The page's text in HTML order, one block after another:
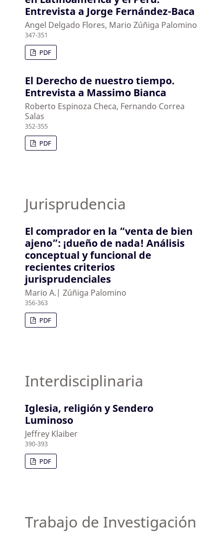
Entrevista a Jorge Fernández-Baca
Angel Delgado Flores, Mario Zúñiga Palomino
347-351
PDF
El Derecho de nuestro tiempo.
Entrevista a Massimo Bianca
Roberto Espinoza Checa, Fernando Correa
Salas
352-355
PDF
Jurisprudencia
El comprador en la “venta de bien
ajeno”: ¡dueño de nada! Análisis
conceptual y funcional de
recientes criterios
jurisprudenciales
Mario A.| Zúñiga Palomino
356-363
PDF
Interdisciplinaria
Iglesia, religión y Sendero
Luminoso
Jeffrey Klaiber
390-393
PDF
Trabajo de Investigación